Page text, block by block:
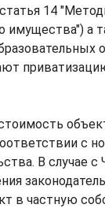
14
имущества") а
с
В случае с
в частную